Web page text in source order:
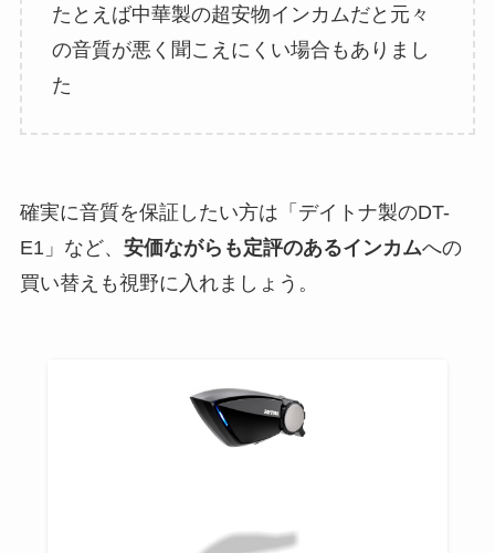
たとえば中華製の超安物インカムだと元々
の音質が悪く聞こえにくい場合もありまし
た
確実に音質を保証したい方は「デイトナ製のDT-
E1」など、 安価ながらも定評のあるインカムへの
買い替えも視野に入れましょう。